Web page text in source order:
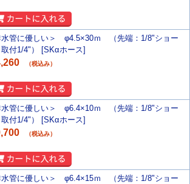
水管に優しい＞ φ4.5×30ｍ （先端：1/8"ショー
取付1/4"） [SKαホース]
（税込み）
水管に優しい＞ φ6.4×10ｍ （先端：1/8"ショー
取付1/4"） [SKαホース]
（税込み）
水管に優しい＞ φ6.4×15ｍ （先端：1/8"ショー